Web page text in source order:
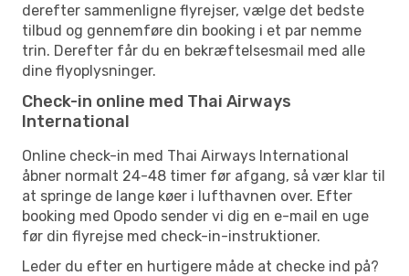
derefter sammenligne flyrejser, vælge det bedste
tilbud og gennemføre din booking i et par nemme
trin. Derefter får du en bekræftelsesmail med alle
dine flyoplysninger.
Check-in online med Thai Airways
International
Online check-in med Thai Airways International
åbner normalt 24-48 timer før afgang, så vær klar til
at springe de lange køer i lufthavnen over. Efter
booking med Opodo sender vi dig en e-mail en uge
før din flyrejse med check-in-instruktioner.
Leder du efter en hurtigere måde at checke ind på?